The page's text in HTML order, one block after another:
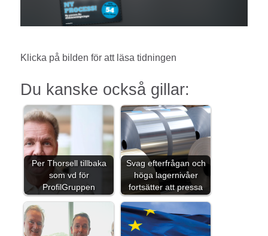
Klicka på bilden för att läsa tidningen
Du kanske också gillar:
Per Thorsell tillbaka
som vd för
ProfilGruppen
Svag efterfrågan och
höga lagernivåer
fortsätter att pressa